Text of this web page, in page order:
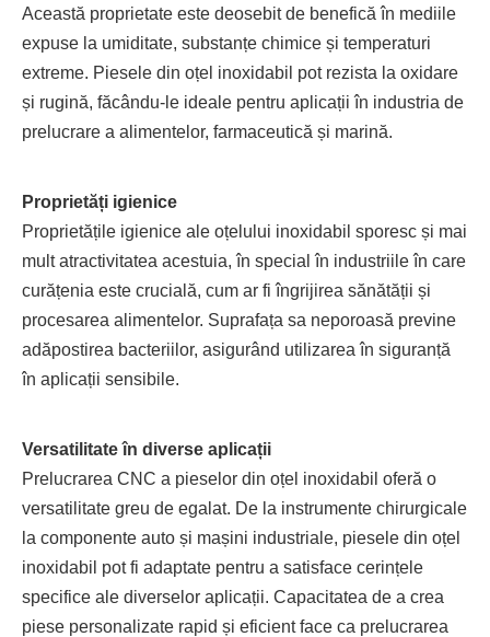
Această proprietate este deosebit de benefică în mediile
expuse la umiditate, substanțe chimice și temperaturi
extreme. Piesele din oțel inoxidabil pot rezista la oxidare
și rugină, făcându-le ideale pentru aplicații în industria de
prelucrare a alimentelor, farmaceutică și marină.
Proprietăți igienice
Proprietățile igienice ale oțelului inoxidabil sporesc și mai
mult atractivitatea acestuia, în special în industriile în care
curățenia este crucială, cum ar fi îngrijirea sănătății și
procesarea alimentelor. Suprafața sa neporoasă previne
adăpostirea bacteriilor, asigurând utilizarea în siguranță
în aplicații sensibile.
Versatilitate în diverse aplicații
Prelucrarea CNC a pieselor din oțel inoxidabil oferă o
versatilitate greu de egalat. De la instrumente chirurgicale
la componente auto și mașini industriale, piesele din oțel
inoxidabil pot fi adaptate pentru a satisface cerințele
specifice ale diverselor aplicații. Capacitatea de a crea
piese personalizate rapid și eficient face ca prelucrarea